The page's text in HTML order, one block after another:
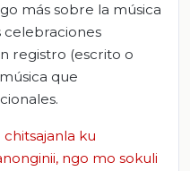
más sobre la música
celebraciones
registro (escrito o
que
ku
ngo mo sokuli